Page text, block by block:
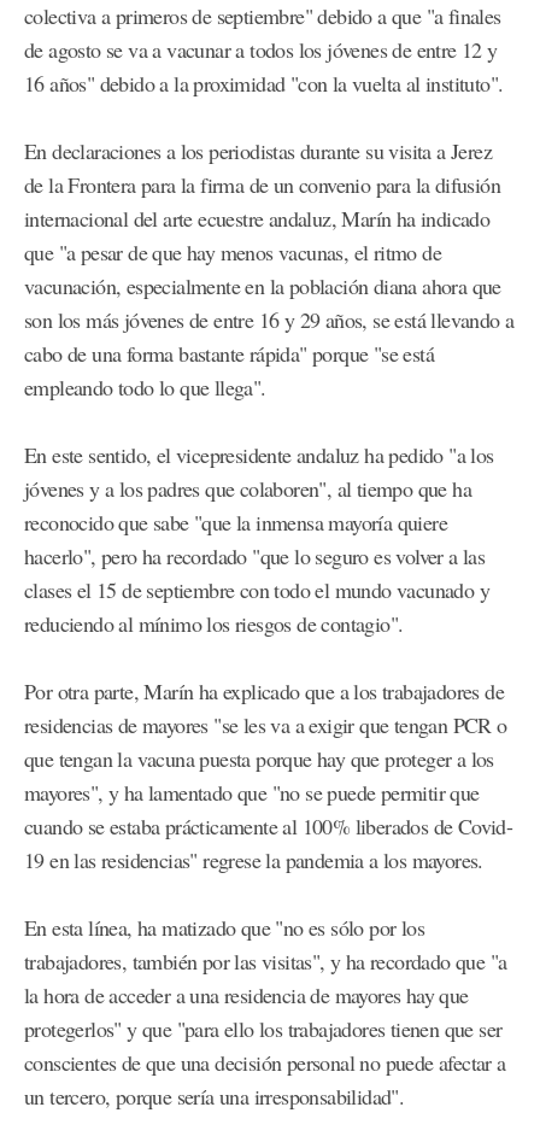
colectiva a primeros de septiembre" debido a que "a finales
de agosto se va a vacunar a todos los jóvenes de entre 12 y
16 años" debido a la proximidad "con la vuelta al instituto".
En declaraciones a los periodistas durante su visita a Jerez
de la Frontera para la firma de un convenio para la difusión
internacional del arte ecuestre andaluz, Marín ha indicado
que "a pesar de que hay menos vacunas, el ritmo de
vacunación, especialmente en la población diana ahora que
son los más jóvenes de entre 16 y 29 años, se está llevando a
cabo de una forma bastante rápida" porque "se está
empleando todo lo que llega".
En este sentido, el vicepresidente andaluz ha pedido "a los
jóvenes y a los padres que colaboren", al tiempo que ha
reconocido que sabe "que la inmensa mayoría quiere
hacerlo", pero ha recordado "que lo seguro es volver a las
clases el 15 de septiembre con todo el mundo vacunado y
reduciendo al mínimo los riesgos de contagio".
Por otra parte, Marín ha explicado que a los trabajadores de
residencias de mayores "se les va a exigir que tengan PCR o
que tengan la vacuna puesta porque hay que proteger a los
mayores", y ha lamentado que "no se puede permitir que
cuando se estaba prácticamente al 100% liberados de Covid-
19 en las residencias" regrese la pandemia a los mayores.
En esta línea, ha matizado que "no es sólo por los
trabajadores, también por las visitas", y ha recordado que "a
la hora de acceder a una residencia de mayores hay que
protegerlos" y que "para ello los trabajadores tienen que ser
conscientes de que una decisión personal no puede afectar a
un tercero, porque sería una irresponsabilidad".